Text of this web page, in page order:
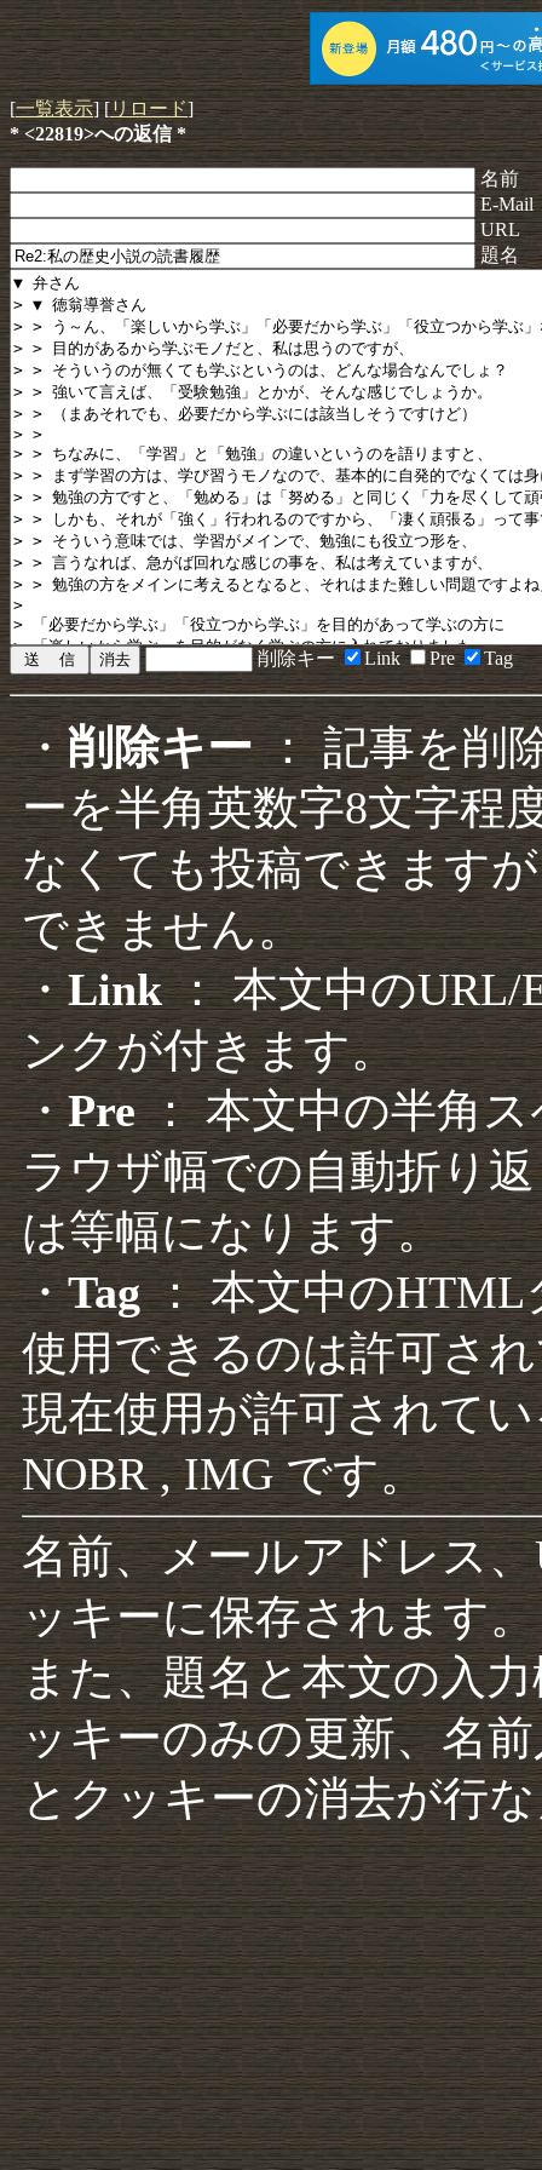
[一覧表示] [リロード]
* <22819>への返信 *
名前
E-Mail
URL
題名
削除キー Link Pre Tag
・削除キー： 記事を削
ーを半角英数字8文字程
なくても投稿できます
できません。
・Link： 本文中のURL/
ンクが付きます。
・Pre： 本文中の半角
ラウザ幅での自動折り
は等幅になります。
・Tag： 本文中のHTML
使用できるのは許可さ
現在使用が許可されて
NOBR , IMG です。
名前、メールアドレス
ッキーに保存されます。
また、題名と本文の入
ッキーのみの更新、名
とクッキーの消去が行